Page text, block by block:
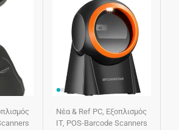
Νέα & Ref PC, Εξοπλισμός
IT, POS-Barcode Scanners